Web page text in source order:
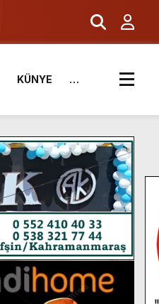
KÜNYE …